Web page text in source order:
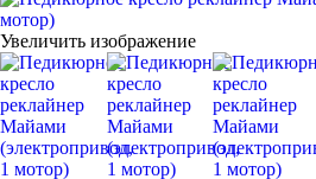
Увеличить изображение